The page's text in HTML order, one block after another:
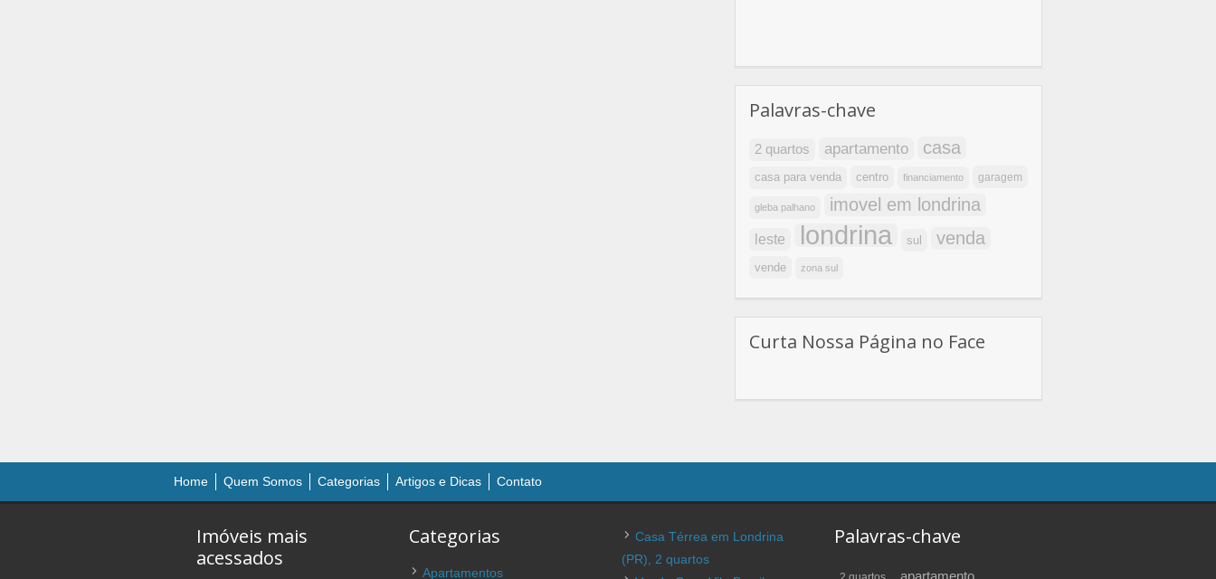
Palavras-chave
2 quartos apartamento casa
casa para venda centro financiamento garagem
gleba palhano imovel em londrina
leste londrina sul venda
vende zona sul
Curta Nossa Página no Face
Home Quem Somos Categorias Artigos e Dicas Contato
Imóveis mais
acessados
Categorias
Apartamentos
Casa Térrea em Londrina
(PR), 2 quartos
Palavras-chave
apartamento